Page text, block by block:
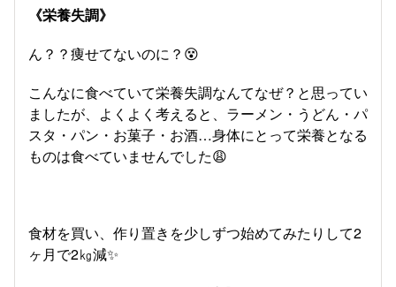
《栄養失調》
ん？？痩せてないのに？😵
こんなに食べていて栄養失調なんてなぜ？と思ってい
ましたが、よくよく考えると、ラーメン・うどん・パ
スタ・パン・お菓子・お酒…身体にとって栄養となる
ものは食べていませんでした😩
食材を買い、作り置きを少しずつ始めてみたりして2
ヶ月で2㎏減✨